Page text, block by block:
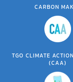
CARBON
TGO CLIMATE
(CAA)